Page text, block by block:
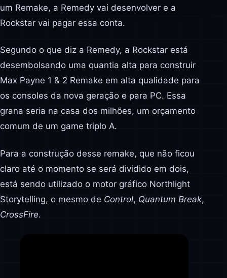
um Remake, a Remedy vai desenvolver e a
Rockstar vai pagar essa conta.
Segundo o que diz a Remedy, a Rockstar está
desembolsando uma quantia alta para construir
Max Payne 1 & 2 Remake em alta qualidade para
os consoles da nova geração e para PC. Essa
grana seria na casa dos milhões, um orçamento
comum de um game triplo A.
Para a construção desse remake, que não ficou
claro até o momento se será dividido em dois,
está sendo utilizado o motor gráfico Northlight
Storytelling, o mesmo de Control, Quantum Break,
CrossFire.